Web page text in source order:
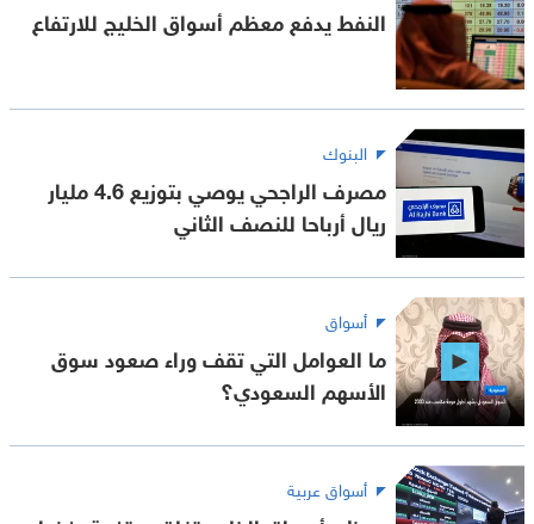
النفط يدفع معظم أسواق الخليج للارتفاع
البنوك
مصرف الراجحي يوصي بتوزيع 4.6 مليار
ريال أرباحا للنصف الثاني
أسواق
ما العوامل التي تقف وراء صعود سوق
الأسهم السعودي؟
أسواق عربية